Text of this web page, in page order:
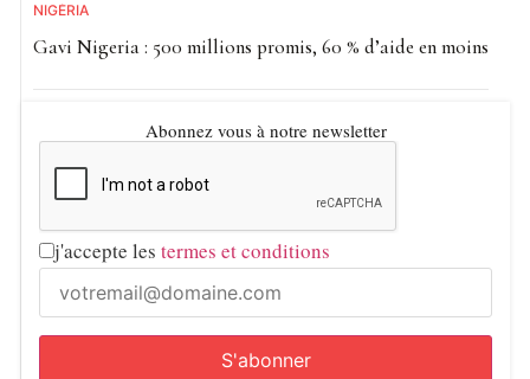
NIGÉRIA
Gavi Nigeria : 500 millions promis, 60 % d’aide en moins
Abonnez vous à notre newsletter
j'accepte les termes et conditions